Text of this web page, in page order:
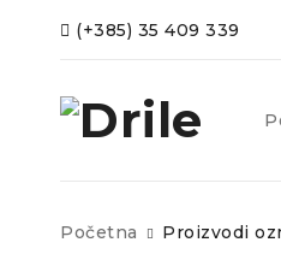
(+385) 35 409 339
Početna Proizvodi